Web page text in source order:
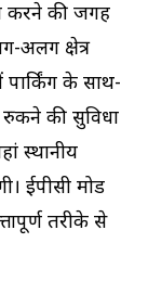
करने की जगह
अलग क्षेत्र
पार्किंग के साथ-
रुकने की सुविधा
स्थानीय
ईपीसी मोड
तरीके से